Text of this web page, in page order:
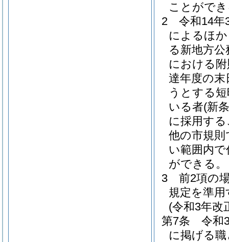
ことがで
2
令和14年
によるほ
る新地方
における
達年度の
うとする
いる者(新
に採用す
他の市規
い範囲内
ができる。
3
前2項の
規定を準用
(令和3年改
第7条
令和
に掲げる